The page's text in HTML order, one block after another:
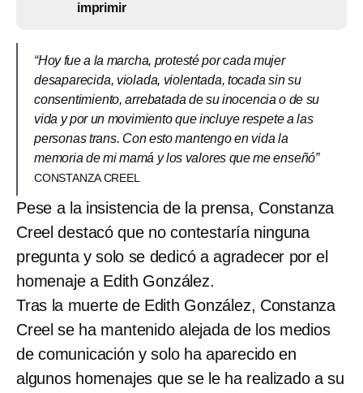
imprimir
“Hoy fue a la marcha, protesté por cada mujer
desaparecida, violada, violentada, tocada sin su
consentimiento, arrebatada de su inocencia o de su
vida y por un movimiento que incluye respete a las
personas trans. Con esto mantengo en vida la
memoria de mi mamá y los valores que me enseñó”
CONSTANZA CREEL
Pese a la insistencia de la prensa, Constanza
Creel destacó que no contestaría ninguna
pregunta y solo se dedicó a agradecer por el
homenaje a Edith González.
Tras la muerte de Edith González, Constanza
Creel se ha mantenido alejada de los medios
de comunicación y solo ha aparecido en
algunos homenajes que se le ha realizado a su